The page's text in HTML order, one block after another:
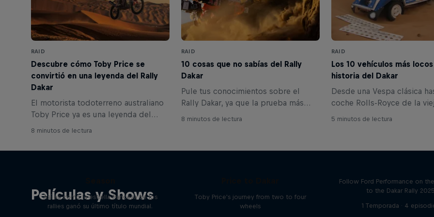
RAID
Descubre cómo Toby Price se
convirtió en una leyenda del Rally
Dakar
El motorista todoterreno australiano
Toby Price ya es una leyenda del
victorias y sus mágicas habilidades
8 minutos de lectura
RAID
10 cosas que no sabías del Rally
Dakar
Pule tus conocimientos sobre el
Rally Dakar, ya que la prueba más
conocidas sobre esta carrera única
8 minutos de lectura
RAID
Los 10 vehículos más
historia del Dakar
Desde una Vespa clásica
coche Rolls-Royce de la
compruébalos aquí.
5 minutos de lectura
Películas y Shows
Así es como la estrella francesa de los
rallies ganó su último título mundial.
Toby Price's journey from two to four
wheels
Follow Ford Performance on
to the Dakar Rally 2025
1 Temporada · 4